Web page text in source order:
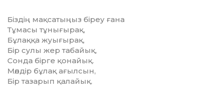
Біздің мақсатыңыз біреу ғана
Тұмасы тұнығырақ,
Бұлаққа жуығырақ,
Бір сулы жер табайық,
Сонда бірге қонайық.
Мөлдір бұлақ ағылсын,
Бір тазарып қалайық.